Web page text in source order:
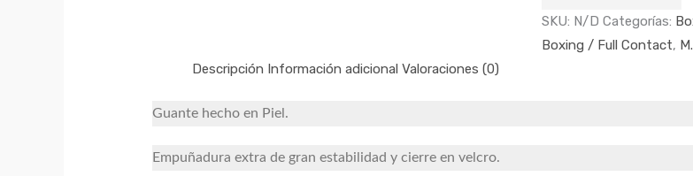
SKU: N/D Categorías:
Boxing / Full Contact,
Descripción Información adicional Valoraciones (0)
Guante hecho en Piel.
Empuñadura extra de gran estabilidad y cierre en velcro.